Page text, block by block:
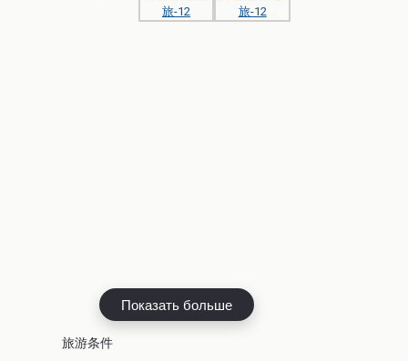
Показать больше
旅游条件